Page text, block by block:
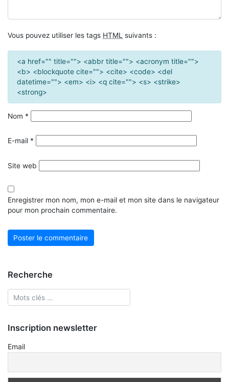
Vous pouvez utiliser les tags HTML suivants :
<a href="" title=""> <abbr title=""> <acronym title="">
<b> <blockquote cite=""> <cite> <code> <del
datetime=""> <em> <i> <q cite=""> <s> <strike>
<strong>
Nom *
E-mail *
Site web
Enregistrer mon nom, mon e-mail et mon site dans le navigateur
pour mon prochain commentaire.
Recherche
Inscription newsletter
Email